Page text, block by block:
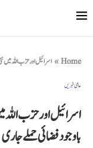
Home
» اسرائیل اور حزب اللہ میں
عالمی خبریں
اسرائیل اور حزب اللہ
باوجود فضائی حملے جاری